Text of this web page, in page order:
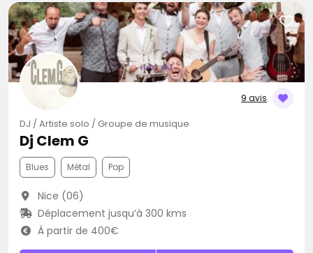
9 avis
DJ / Artiste solo / Groupe de musique
Dj Clem G
Blues Métal Pop
Nice (06)
Déplacement jusqu’à 300 kms
À partir de 400€